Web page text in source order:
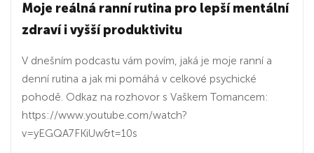
Moje reálná ranní rutina pro lepší mentální
zdraví i vyšší produktivitu
V dnešním podcastu vám povím, jaká je moje ranní a
denní rutina a jak mi pomáhá v celkové psychické
pohodě. Odkaz na rozhovor s Vaškem Tomancem:
https://www.youtube.com/watch?
v=yEGQA7FKiUw&t=10s